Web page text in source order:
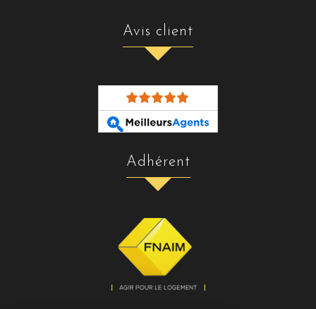
avis client
adhérent